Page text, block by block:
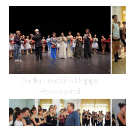
Carla Fracci e Beppe
Menegatti